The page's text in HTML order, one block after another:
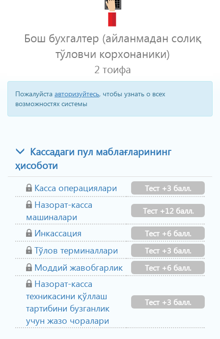
Бош бухгалтер (айланмадан солиқ
тўловчи корхонаники)
2 тоифа
Пожалуйста авторизуйтесь, чтобы узнать о всех
возможностях системы
Кассадаги пул маблағларининг
ҳисоботи
Касса операциялари Тест +3 балл.
Назорат-касса
машиналари
Тест +12 балл.
Инкассация Тест +6 балл.
Тўлов терминаллари Тест +3 балл.
Моддий жавобгарлик Тест +6 балл.
Назорат-касса
техникасини қўллаш
тартибини бузганлик
учун жазо чоралари
Тест +3 балл.